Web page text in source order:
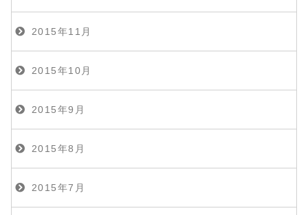
2015年11月
2015年10月
2015年9月
2015年8月
2015年7月